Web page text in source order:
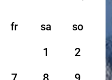
fr sa so
1
2